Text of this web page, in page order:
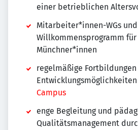
einer betrieblichen
Mitarbeiter*innen-WGs
Willkommensprogramm für
Münchner*innen
regelmäßige
Campus
enge Begleitung und
Qualitätsmanagement